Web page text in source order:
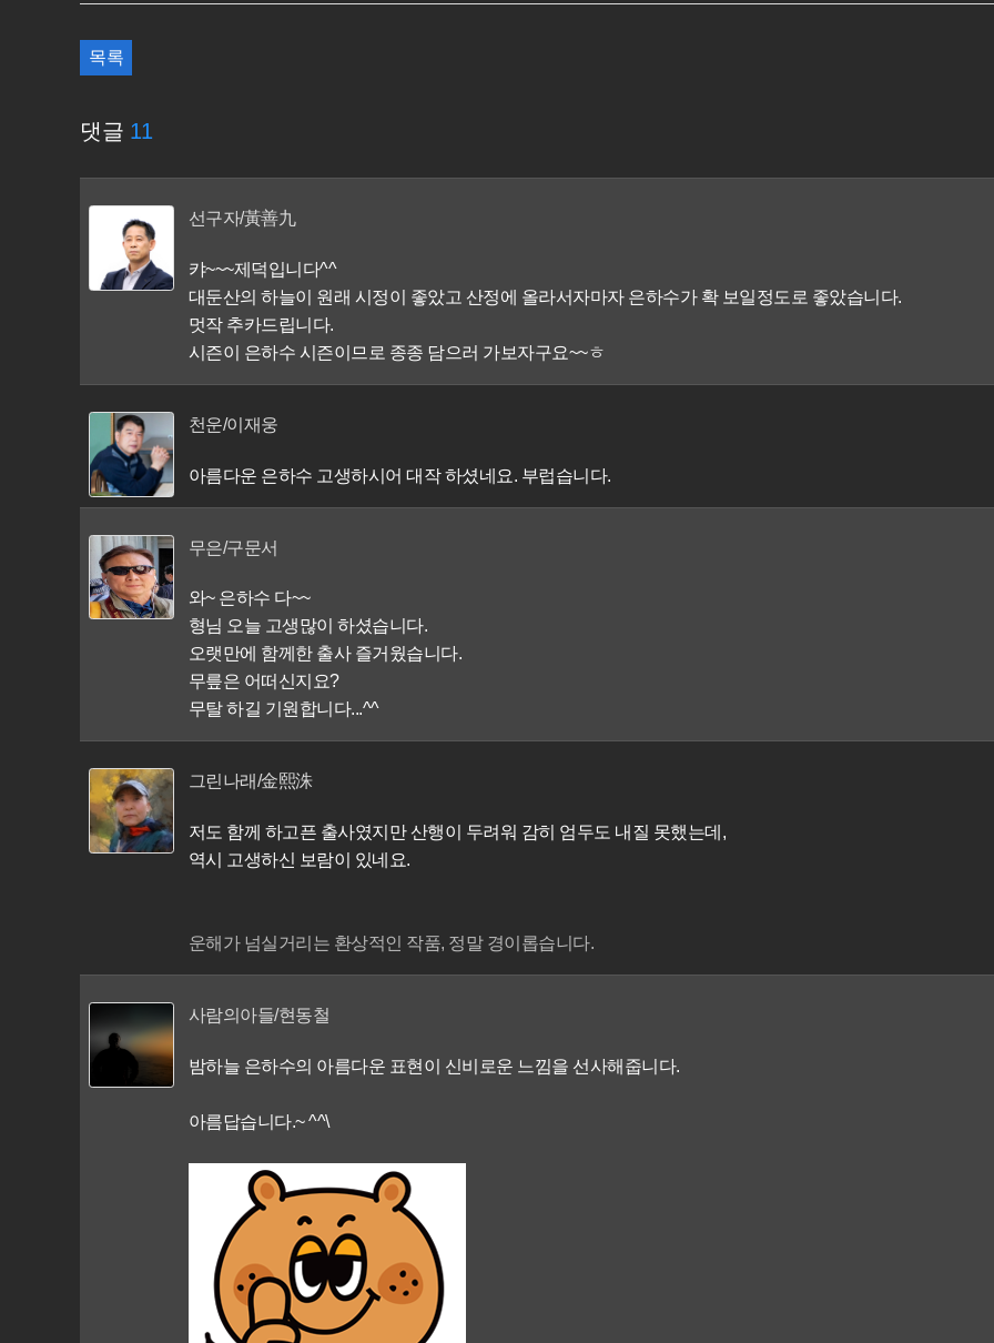
목록
댓글 11
선구자/黃善九
캬~~~제덕입니다^^
대둔산의 하늘이 원래 시정이 좋았고 산정에 올라서자마자 은하수가 확 보일정도로 좋았습니다.
멋작 추카드립니다.
시즌이 은하수 시즌이므로 종종 담으러 가보자구요~~ㅎ
천운/이재웅
아름다운 은하수 고생하시어 대작 하셨네요. 부럽습니다.
무은/구문서
와~ 은하수 다~~
형님 오늘 고생많이 하셨습니다.
오랫만에 함께한 출사 즐거웠습니다.
무릎은 어떠신지요?
무탈 하길 기원합니다...^^
그린나래/金熙洙
저도 함께 하고픈 출사였지만 산행이 두려워 감히 엄두도 내질 못했는데,
역시 고생하신 보람이 있네요.
운해가 넘실거리는 환상적인 작품, 정말 경이롭습니다.
사람의아들/현동철
밤하늘 은하수의 아름다운 표현이 신비로운 느낌을 선사해줍니다.
아름답습니다.~ ^^\